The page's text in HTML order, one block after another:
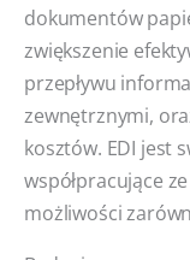
dokumentów
zwiększenie
przepływu
zewnętrznymi,
kosztów. EDI jest
współpracujące
możliwości